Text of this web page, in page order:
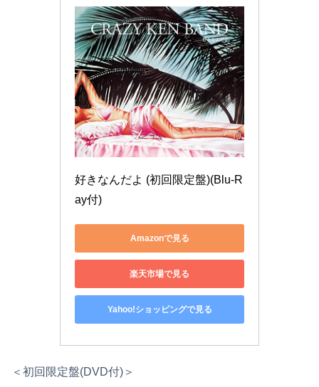
好きなんだよ (初回限定盤)(Blu-R
ay付)
Amazonで見る
楽天市場で見る
Yahoo!ショッピングで見る
＜初回限定盤(DVD付)＞